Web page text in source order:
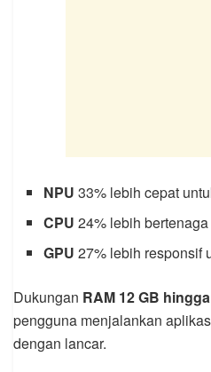
NPU 33% lebih cepat
CPU 24% lebih
GPU 27% lebih responsif
Dukungan RAM 12 GB
pengguna menjalankan
dengan lancar.